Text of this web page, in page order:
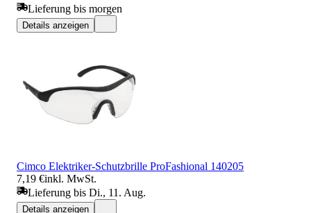
Lieferung bis morgen
Details anzeigen
Cimco Elektriker-Schutzbrille ProFashional 140205
7,19 €inkl. MwSt.
Lieferung bis Di., 11. Aug.
Details anzeigen